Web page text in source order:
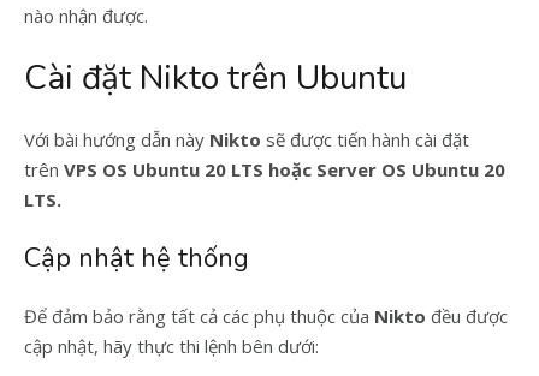
nào nhận được.
Cài đặt Nikto trên Ubuntu
Với bài hướng dẫn này Nikto sẽ được tiến hành cài đặt
trên VPS OS Ubuntu 20 LTS hoặc Server OS Ubuntu 20
LTS.
Cập nhật hệ thống
Để đảm bảo rằng tất cả các phụ thuộc của Nikto đều được
cập nhật, hãy thực thi lệnh bên dưới: